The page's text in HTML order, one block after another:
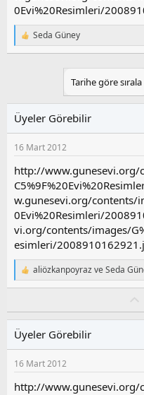
a
a
n
a
h
0Evi%20Resimleri/
T
e
e
r
:
Seda Güney
Tarihe göre sırala
Üyeler Görebilir
16 Mart 2012
http://www.gunesevi.org/
w.gunesevi.org/contents/
0Evi%20Resimleri/
vi.org/contents/images/
esimleri/
T
e
i
l
e
r
:
aliözkanpoyrazveSeda
Üyeler Görebilir
16 Mart 2012
http://www.gunesevi.org/